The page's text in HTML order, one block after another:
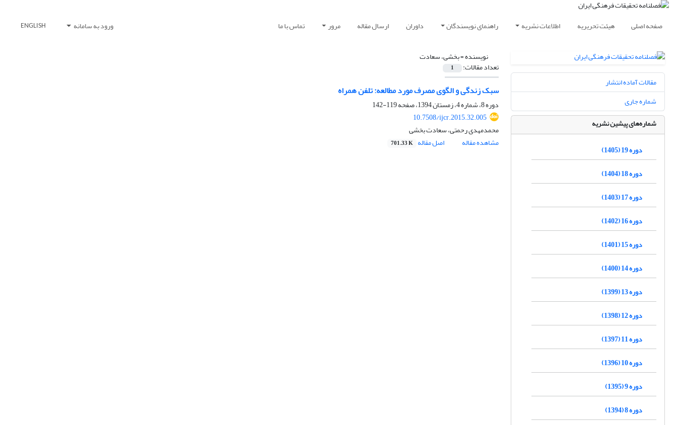
صفحه اصلی هیئت تحریریه اطلاعات نشریه راهنمای نویسندگان داوران ارسال مقاله مرور تماس با ما ورود به سامانه ENGLISH
نویسنده =بخشی، سعادت
تعداد مقالات: 1
سبک زندگی و الگوی مصرف مورد مطالعه:‌ تلفن همراه
دوره 8، شماره 4، زمستان 1394، صفحه
119-142
10.7508/ijcr.2015.32.005
محمدمهدی رحمتی، سعادت بخشی
مشاهده مقاله
اصل مقاله 701.33 K
مقالات آماده انتشار
شماره جاری
شماره‌های پیشین نشریه
دوره 19 (1405)
دوره 18 (1404)
دوره 17 (1403)
دوره 16 (1402)
دوره 15 (1401)
دوره 14 (1400)
دوره 13 (1399)
دوره 12 (1398)
دوره 11 (1397)
دوره 10 (1396)
دوره 9 (1395)
دوره 8 (1394)